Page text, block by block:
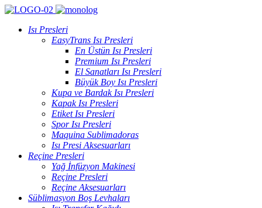
Isı Presleri
EasyTrans Isı Presleri
En Üstün Isı Presleri
Premium Isı Presleri
El Sanatları Isı Presleri
Büyük Boy Isı Presleri
Kupa ve Bardak Isı Presleri
Kapak Isı Presleri
Etiket Isı Presleri
Spor Isı Presleri
Maquina Sublimadoras
Isı Presi Aksesuarları
Reçine Presleri
Yağ İnfüzyon Makinesi
Reçine Presleri
Reçine Aksesuarları
Süblimasyon Boş Levhaları